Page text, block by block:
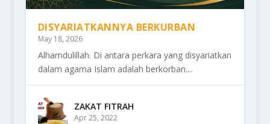
DISYARIATKANNYA BERKURBAN
May 18, 2026
Alhamdulillah. Di antara perkara yang disyariatkan
dalam agama Islam adalah berkorban....
ZAKAT FITRAH
Apr 25, 2022